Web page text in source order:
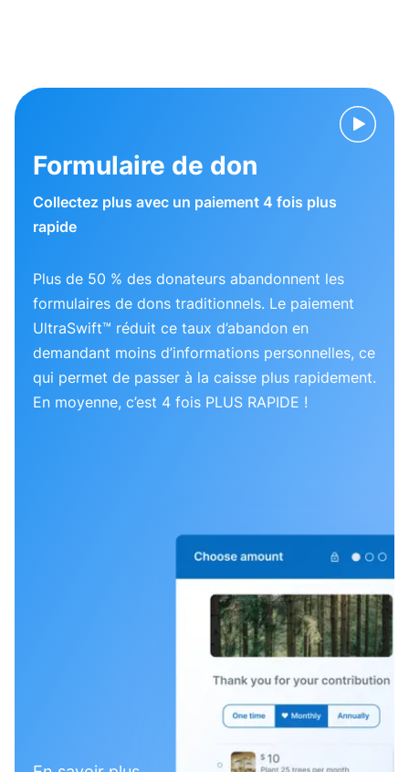
Formulaire de don
Collectez plus avec un paiement 4 fois plus
rapide
Plus de 50 % des donateurs abandonnent les
formulaires de dons traditionnels. Le paiement
UltraSwift™ réduit ce taux d’abandon en
demandant moins d’informations personnelles, ce
qui permet de passer à la caisse plus rapidement.
En moyenne, c’est 4 fois PLUS RAPIDE !